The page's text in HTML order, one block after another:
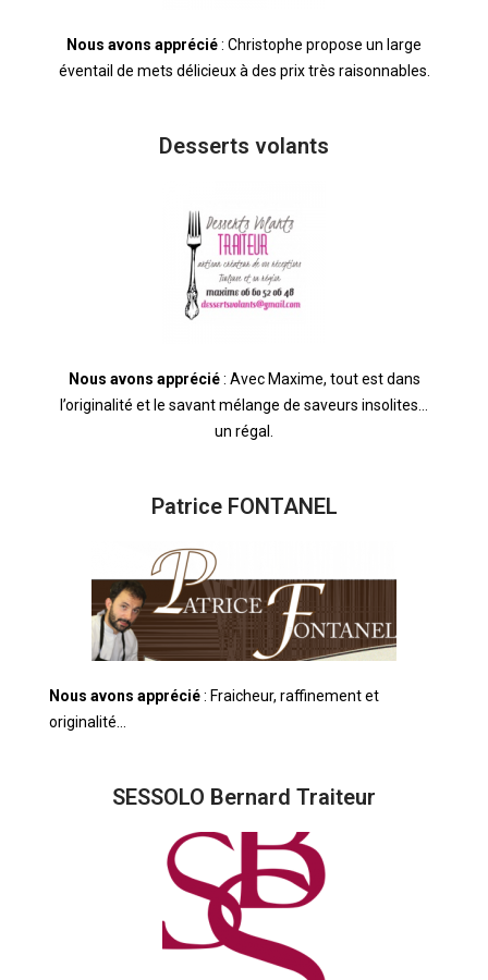
Nous avons apprécié: Christophe propose un large
éventail de mets délicieux à des prix très raisonnables.
Desserts volants
Nous avons apprécié: Avec Maxime, tout est dans
l’originalité et le savant mélange de saveurs insolites…
un régal.
Patrice FONTANEL
Nous avons apprécié: Fraicheur, raffinement et
originalité…
SESSOLO Bernard Traiteur